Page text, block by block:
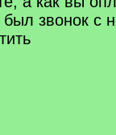
был звонок с